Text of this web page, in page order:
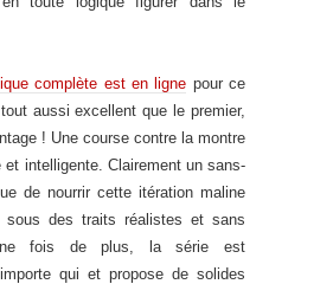
complète est en ligne pour ce
aussi excellent que le premier,
! Une course contre la montre
et intelligente. Clairement un sans-
de nourrir cette itération maline
sous des traits réalistes et sans
fois de plus, la série est
qui et propose de solides